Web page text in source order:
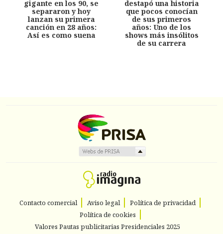
gigante en los 90, se
separaron y hoy
lanzan su primera
canción en 28 años:
Así es como suena
destapó una historia
que pocos conocían
de sus primeros
años: Uno de los
shows más insólitos
de su carrera
Contacto comercial Aviso legal
Política de privacidad
Política de cookies
Valores Pautas publicitarias Presidenciales 2025